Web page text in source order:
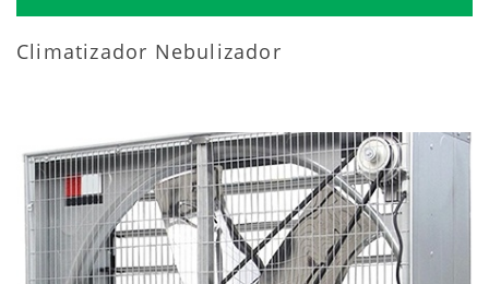
Climatizador Nebulizador